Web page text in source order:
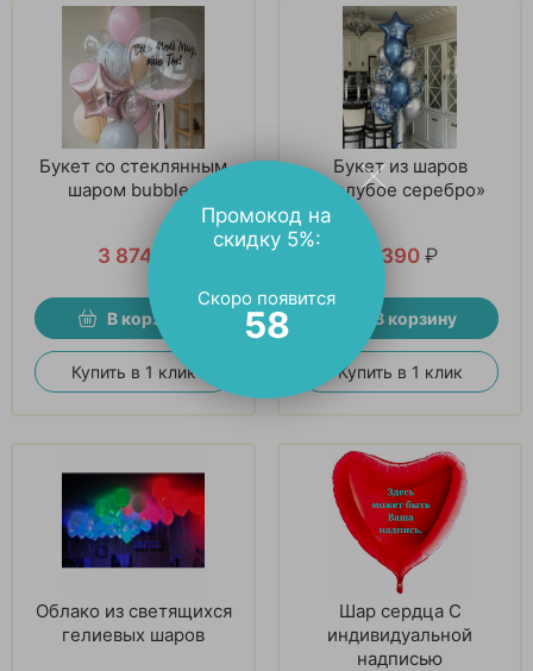
Букет со стеклянным
шаром bubbles
3 874
В корзину
Купить в 1 клик
Букет из шаров
«Голубое серебро»
3 390 ₽
В корзину
Купить в 1 клик
Облако из светящихся
гелиевых шаров
Шар сердца С
индивидуальной
надписью
Промокод на
скидку 5%:
Скоро появится
56